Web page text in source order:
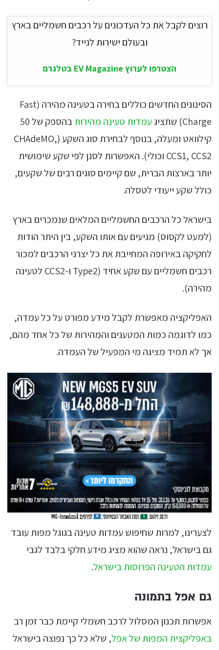
רוצים לקבל את כל העדכונים על רכבים חשמליים בארץ
ובעולם ישירות לנייד?
הצטרפו לערוץ EV Magazine בטלגרם
הסינונים החדשים כוללים בחירה בטעינה מהירה (Fast
Charge) שתציג
עמדות טעינה מהירות
בהספק של 50
קילוואט ומעלה, בנוסף לבחירת סוג השקע (CHAdeMO,
CCS1, CCS2 וכולי). האפשרות לסנן לפי שקע שימושית
יותר בארצות הברית, שם קיימים סוגים רבים של שקעים,
כולל שקע ייעודי לטסלה.
בישראל כל הרכבים החשמליים המלאים שנמכרים בארץ
(למעט לקסוס) מגיעים עם אותו השקע, בין היתר הודות
לחקיקה באירופה המחייבת את כל יצרני הרכבים למכור
רכבים חשמליים עם שקע אחיד (Type2 ו-CCS2 לטעינה
מהירה).
האפליקציה מאפשרת לקבל מידע מפורט על כל עמדה,
כמו לדוגמה כמות המטענים והמהירות של כל אחד מהם,
אך לא תמיד מציגה מי המפעיל של העמדה.
לצערינו, למרות שחיפוש עמדות טעינה בגוגל מפות עובד
גם בישראל, נראה שהוא מציג מידע חלקי בלבד לגבי
עמדות הטעינה הפרוסות בישראל.
גם אפל בתמונה
אפשרות תכנון המסלול לרכב חשמלי קיימת כבר זמן רב
באפליקצית המפות של אפל, שלא כל כך נפוצה בישראל